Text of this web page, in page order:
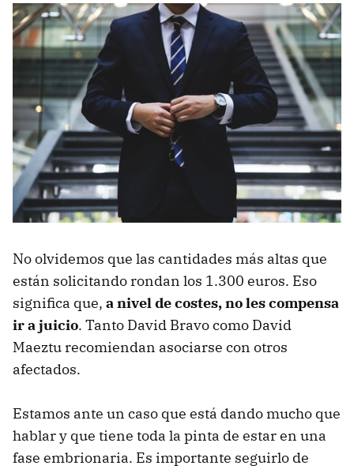
No olvidemos que las cantidades más altas que
están solicitando rondan los 1.300 euros. Eso
significa que, a nivel de costes, no les compensa
ir a juicio. Tanto David Bravo como David
Maeztu recomiendan asociarse con otros
afectados.
Estamos ante un caso que está dando mucho que
hablar y que tiene toda la pinta de estar en una
fase embrionaria. Es importante seguirlo de